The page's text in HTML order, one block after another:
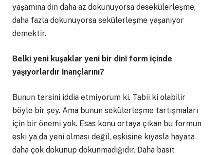
yaşamına din daha az dokunuyorsa desekülerleşme,
daha fazla dokunuyorsa sekülerleşme yaşanıyor
demektir.
Belki yeni kuşaklar yeni bir dinî form içinde
yaşıyorlardır inançlarını?
Bunun tersini iddia etmiyorum ki. Tabii ki olabilir
böyle bir şey. Ama bunun sekülerleşme tartışmaları
için bir önemi yok. Esas konu ortaya çıkan bu formun
eski ya da yeni olması değil, eskisine kıyasla hayata
daha çok dokunup dokunmadığıdır. Daha basit